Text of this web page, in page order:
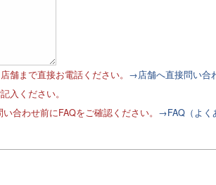
舗まで直接お電話ください。 →店舗へ直接問い合
入ください。
合わせ前にFAQをご確認ください。 →FAQ（よく